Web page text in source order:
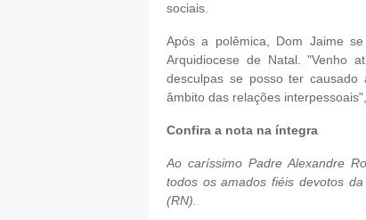
sociais.
Após a polêmica, Dom Jaime
Arquidiocese de Natal. "Venho
desculpas se posso ter causado
âmbito das relações
Confira a nota na íntegra
Ao caríssimo Padre Alexandre
todos os amados fiéis devotos
(RN).